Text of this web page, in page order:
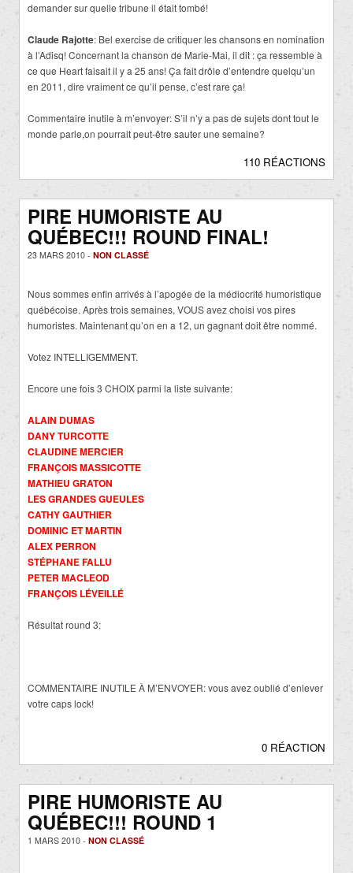
demander sur quelle tribune il était tombé!
Claude Rajotte: Bel exercise de critiquer les chansons en nomination
à l’Adisq! Concernant la chanson de Marie-Mai, il dit : ça ressemble à
ce que Heart faisait il y a 25 ans! Ça fait drôle d’entendre quelqu’un
en 2011, dire vraiment ce qu’il pense, c’est rare ça!
Commentaire inutile à m’envoyer: S’il n’y a pas de sujets dont tout le
monde parle,on pourrait peut-être sauter une semaine?
110 RÉACTIONS
PIRE HUMORISTE AU
QUÉBEC!!! ROUND FINAL!
23 MARS 2010 - NON CLASSÉ
Nous sommes enfin arrivés à l’apogée de la médiocrité humoristique
québécoise. Après trois semaines, VOUS avez choisi vos pires
humoristes. Maintenant qu’on en a 12, un gagnant doit être nommé.
Votez INTELLIGEMMENT.
Encore une fois 3 CHOIX parmi la liste suivante:
ALAIN DUMAS
DANY TURCOTTE
CLAUDINE MERCIER
FRANÇOIS MASSICOTTE
MATHIEU GRATON
LES GRANDES GUEULES
CATHY GAUTHIER
DOMINIC ET MARTIN
ALEX PERRON
STÉPHANE FALLU
PETER MACLEOD
FRANÇOIS LÉVEILLÉ
Résultat round 3:
COMMENTAIRE INUTILE À M’ENVOYER: vous avez oublié d’enlever
votre caps lock!
0 RÉACTION
PIRE HUMORISTE AU
QUÉBEC!!! ROUND 1
1 MARS 2010 - NON CLASSÉ